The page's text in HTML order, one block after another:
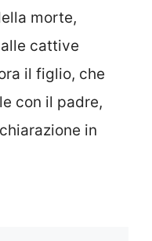
morte,
cattive
il figlio, che
con il padre,
in